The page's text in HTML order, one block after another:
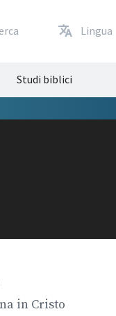
Lingua
Studi biblici
in Cristo